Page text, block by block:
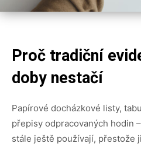
Proč tradiční
doby nestačí
Papírové docházkové listy,
přepisy odpracovaných hodin
stále ještě používají, přestože